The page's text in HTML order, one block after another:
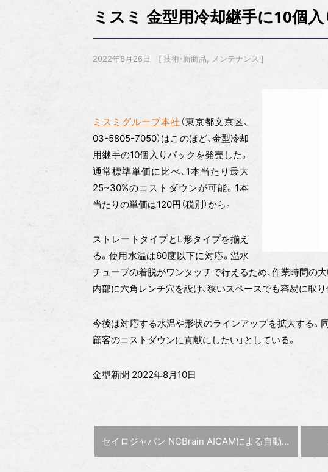
ミスミ 金型用冷却継手に10個
2022年8月26日 技術・新商品 メンテナンス
ミスミグループ本社 （東京都文京区、
03-5805-7050）はこのほど、金型冷却
用継手の10個入りパックを発売した。
通常標準単価に比べ、1本当たり最大
25~30%のコストダウンが可能。1本
当たりの単価は120円（税別）から。
ストレートタイプとL形タイプを揃え
る。使用水温は60度以下に対応。温水
チューブの着脱がワンタッチで行えるため、作業時間の
内部に六角レンチ穴を設け、狭いスペースでも容易に取り
今後は対応する水温や形状のラインアップを拡大する。
顧客のコストダウンに貢献にしたい」としている。
金型新聞 2022年8月10日
前の記事 :
セイロジャパン NCBrain AICAMによる自動軌跡作成［金型テクノラボ］